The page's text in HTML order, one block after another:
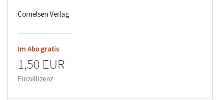
Cornelsen Verlag
Im Abo gratis
1,50 EUR
Einzellizenz